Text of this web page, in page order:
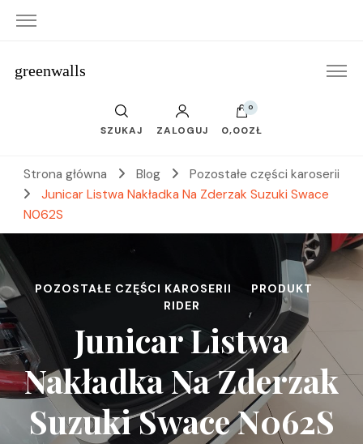
greenwalls
SZUKAJ ZALOGUJ
0
0,00ZŁ
Strona główna Blog
Pozostałe części karoserii
Junicar Listwa Nakładka Na Zderzak Suzuki Swace
N062S
POZOSTAŁE CZĘŚCI KAROSERII
PRODUKT
RIDER
Junicar Listwa
Nakładka Na Zderzak
Suzuki Swace N062S